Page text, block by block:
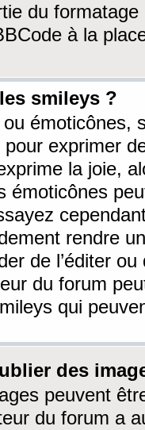
du
à la
smileys ?
émoticônes,
pour exprimer
la joie,
émoticônes
rendre
de l’éditer
du forum
qui
des
peuvent
du forum a